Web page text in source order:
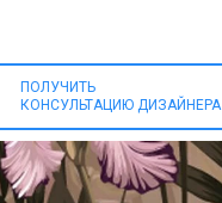
ПОЛУЧИТЬ
КОНСУЛЬТАЦИЮ ДИЗАЙНЕРА